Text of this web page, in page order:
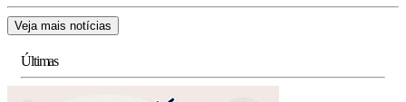
Veja mais notícias
Últimas